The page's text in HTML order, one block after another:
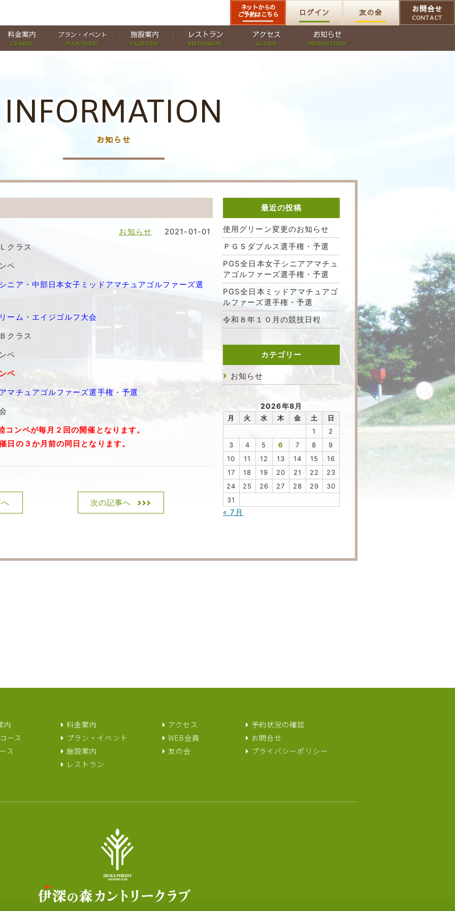
ネットからの
ご予約はこちら
ログイン 友の会 お問合せ
CONTACT
INFORMATION
お知らせ
お知らせ
2021-01-01
ラス
ペ
・中部日本女子ミッドアマチュアゴルファーズ選
ム・エイジゴルフ大会
ラス
ペ
ペ
ュアゴルファーズ選手権・予選
ンペが毎月２回の開催となります。
の３か月前の同日となります。
次の記事へ
最近の投稿
使用グリーン変更のお知らせ
ＰＧＳダブルス選手権・予選
PGS全日本女子シニアアマチュ
アゴルファーズ選手権・予選
PGS全日本ミッドアマチュアゴ
ルファーズ選手権・予選
令和８年１０月の競技日程
カテゴリー
お知らせ
2026年8月
月 火 水 木 金 土
日
1
2
3
4 5 6 7 8
9
10
11 12 13 14 15
16
17
18 19 20 21 22
23
24
25 26 27 28 29
30
31
« 7月
内
ース
ス
料金案内
プラン・イベント
施設案内
レストラン
アクセス
WEB会員
友の会
予約状況の確認
お問合せ
プライバシーポリシー